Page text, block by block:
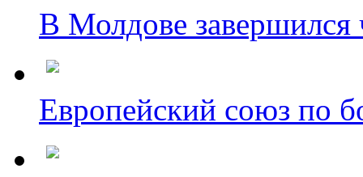
В Молдове завершился
Европейский союз по